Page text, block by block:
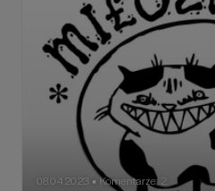
08.04.2023 ● Komentarze: 2